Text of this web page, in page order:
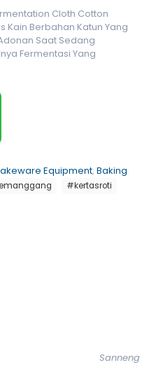
Cloth Cotton
Kain Berbahan Katun Yang
Saat Sedang
Fermentasi Yang
Equipment, Baking
#kertasroti
Sanneng